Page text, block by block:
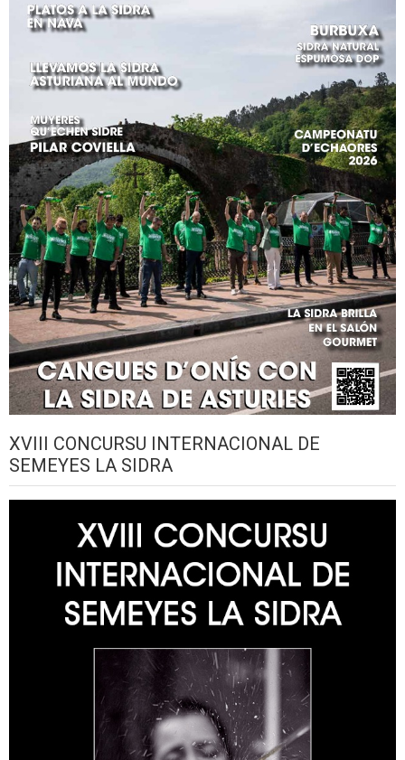
XVIII CONCURSU INTERNACIONAL DE
SEMEYES LA SIDRA